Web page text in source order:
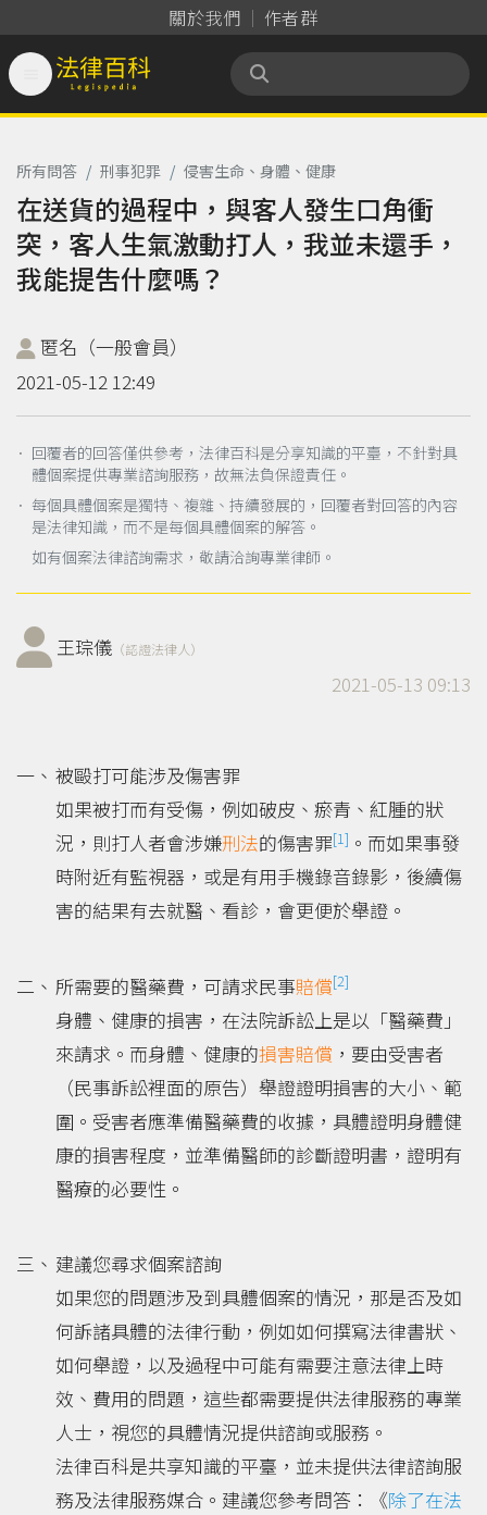
關於我們 作者群
法律百科 Legispedia
所有問答 / 刑事犯罪 / 侵害生命、身體、健康
在送貨的過程中，與客人發生口角衝
突，客人生氣激動打人，我並未還手，
我能提吿什麼嗎？
匿名（一般會員）
2021-05-12 12:49
． 回覆者的回答僅供參考，法律百科是分享知識的平臺，不針對具
體個案提供專業諮詢服務，故無法負保證責任。
． 每個具體個案是獨特、複雜、持續發展的，回覆者對回答的內容
是法律知識，而不是每個具體個案的解答。
如有個案法律諮詢需求，敬請洽詢專業律師。
王琮儀 （認證法律人）
2021-05-13 09:13
被毆打可能涉及傷害罪
如果被打而有受傷，例如破皮、瘀青、紅腫的狀
況，則打人者會涉嫌刑法的傷害罪[1] 。而如果事發
時附近有監視器，或是有用手機錄音錄影，後續傷
害的結果有去就醫、看診，會更便於舉證。
所需要的醫藥費，可請求民事賠償[2]
身體、健康的損害，在法院訴訟上是以「醫藥費」
來請求。而身體、健康的損害賠償 ，要由受害者
（民事訴訟裡面的原告）舉證證明損害的大小、範
圍。受害者應準備醫藥費的收據，具體證明身體健
康的損害程度，並準備醫師的診斷證明書，證明有
醫療的必要性。
建議您尋求個案諮詢
如果您的問題涉及到具體個案的情況，那是否及如
何訴諸具體的法律行動，例如如何撰寫法律書狀、
如何舉證，以及過程中可能有需要注意法律上時
效、費用的問題，這些都需要提供法律服務的專業
人士，視您的具體情況提供諮詢或服務。
法律百科是共享知識的平臺，並未提供法律諮詢服
務及法律服務媒合。建議您參考問答：《除了在法